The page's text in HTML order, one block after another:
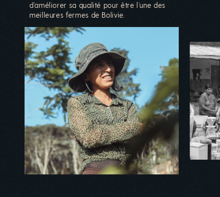
d’améliorer sa qualité pour être l’une des
meilleures fermes de Bolivie.